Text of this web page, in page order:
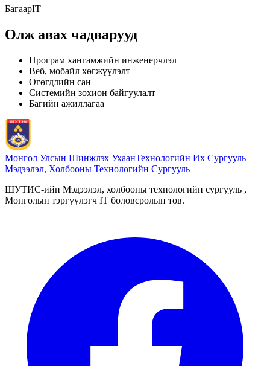
БагаарIT
Олж авах чадварууд
Програм хангамжийн инженерчлэл
Веб, мобайл хөгжүүлэлт
Өгөгдлийн сан
Системийн зохион байгуулалт
Багийн ажиллагаа
Монгол Улсын Шинжлэх УхаанТехнологийн Их Сургууль
Мэдээлэл, Холбооны Технологийн Сургууль
ШУТИС-ийн Мэдээлэл, холбооны технологийн сургууль ,
Монголын тэргүүлэгч IT боловсролын төв.